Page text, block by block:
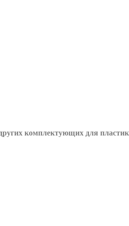
комплектующих для